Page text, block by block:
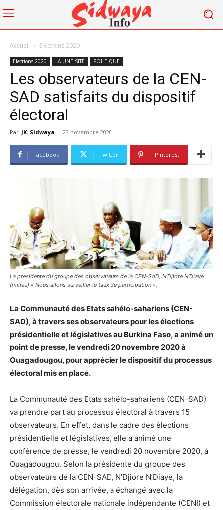
Accueil Elections 2020
Elections 2020 LA UNE SITE POLITIQUE
Les observateurs de la CEN-
SAD satisfaits du dispositif
électoral
Par JK. Sidwaya - 23 novembre 2020
Facebook Twitter Pinterest
La présidente du groupe des observateurs de la CEN-SAD, N’Djiore N’Diaye
(milieu) « Nous allons surveiller le taux de participation ».
La Communauté des Etats sahélo-sahariens (CEN-
SAD), à travers ses observateurs pour les élections
présidentielle et législatives au Burkina Faso, a animé un
point de presse, le vendredi 20 novembre 2020 à
Ouagadougou, pour apprécier le dispositif du processus
électoral mis en place.
La Communauté des Etats sahélo-sahariens (CEN-SAD)
va prendre part au processus électoral à travers 15
observateurs. En effet, dans le cadre des élections
présidentielle et législatives, elle a animé une
conférence de presse, le vendredi 20 novembre 2020, à
Ouagadougou. Selon la présidente du groupe des
observateurs de la CEN-SAD, N’Djiore N’Diaye, la
délégation, dès son arrivée, a échangé avec la
Commission électorale nationale indépendante (CENI) et